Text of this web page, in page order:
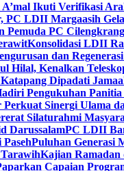
Ikuti Verifikasi
PC LDII Margaasih
Pemuda PC
Konsolidasi LDII
dan Regenerasi
Hilal, Kenalkan
Dipadati
Pengukuhan
Sinergi Ulama
Silaturahmi
DarussalamPC LDII
Puluhan Generasi
Kajian Ramadan
Capaian